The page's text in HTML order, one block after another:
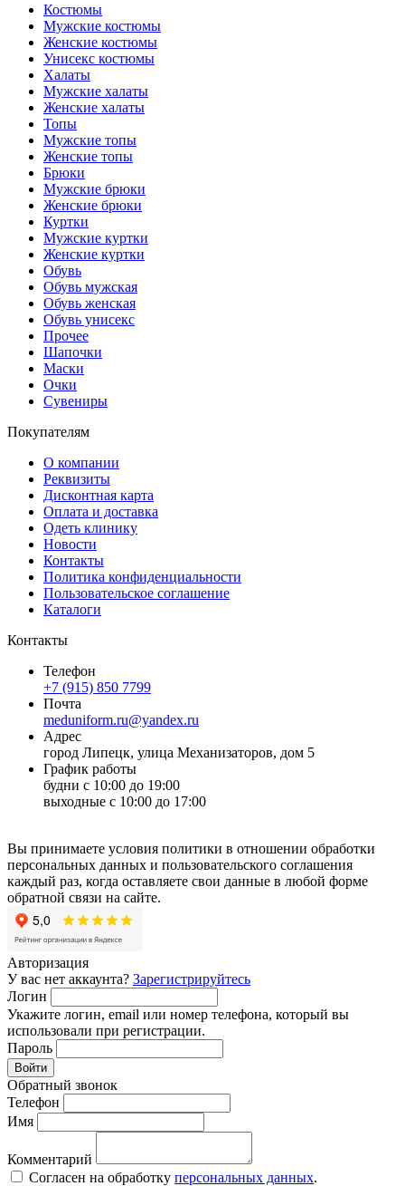
Костюмы
Мужские костюмы
Женские костюмы
Унисекс костюмы
Халаты
Мужские халаты
Женские халаты
Топы
Мужские топы
Женские топы
Брюки
Мужские брюки
Женские брюки
Куртки
Мужские куртки
Женские куртки
Обувь
Обувь мужская
Обувь женская
Обувь унисекс
Прочее
Шапочки
Маски
Очки
Сувениры
Покупателям
О компании
Реквизиты
Дисконтная карта
Оплата и доставка
Одеть клинику
Новости
Контакты
Политика конфиденциальности
Пользовательское соглашение
Каталоги
Контакты
Телефон
+7 (915) 850 7799
Почта
meduniform.ru@yandex.ru
Адрес
город Липецк, улица Механизаторов, дом 5
График работы
будни с 10:00 до 19:00
выходные с 10:00 до 17:00
Вы принимаете условия политики в отношении обработки
персональных данных и пользовательского соглашения
каждый раз, когда оставляете свои данные в любой форме
обратной связи на сайте.
Авторизация
У вас нет аккаунта? Зарегистрируйтесь
Логин
Укажите логин, email или номер телефона, который вы
использовали при регистрации.
Пароль
Войти
Обратный звонок
Телефон
Имя
Комментарий
Согласен на обработку персональных данных.